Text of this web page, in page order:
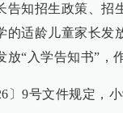
告知招生政策、招
的适龄儿童家长发
“入学告知书”，
〕9号文件规定，